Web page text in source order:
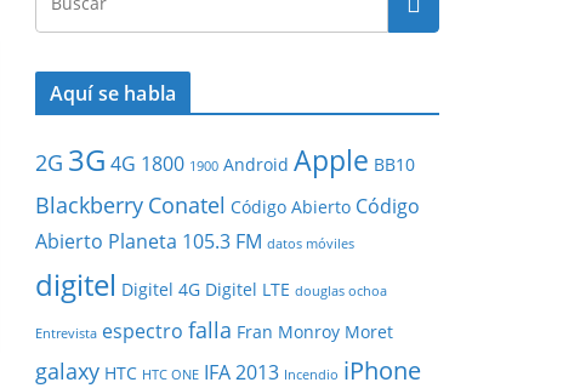
Aquí se habla
2G 3G 4G 1800 1900 Android Apple BB10
Blackberry Conatel Código Abierto Código
Abierto Planeta 105.3 FM datos móviles
digitel Digitel 4G Digitel LTE douglas ochoa
Entrevista espectro falla Fran Monroy Moret
galaxy HTC HTC ONE IFA 2013 Incendio iPhone